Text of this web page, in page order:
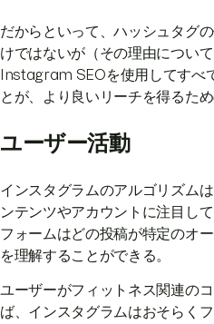
だからといって、ハッシュタグ
けではないが（その理由につい
Instagram SEOを使用してすべ
とが、より良いリーチを得るため
ユーザー活動
インスタグラムのアルゴリズム
ンテンツやアカウントに注目し
フォームはどの投稿が特定のオ
を理解することができる。
ユーザーがフィットネス関連の
ば、インスタグラムはおそらく